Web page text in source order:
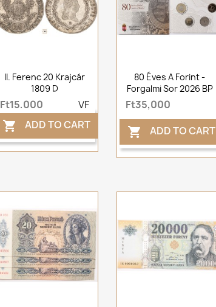
II. Ferenc 20 Krajcár
1809 D
Ft15,000 VF
 ADD TO CART
80 Éves A Forint -
Forgalmi Sor 2026 BP
Ft35,000
 ADD TO CART